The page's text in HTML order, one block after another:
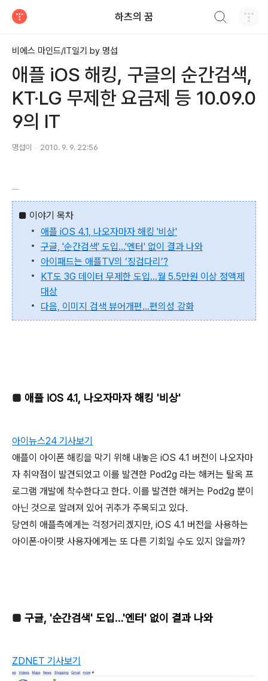
하츠의 꿈
비에스 마인드/IT일기 by 명섭
애플 iOS 해킹, 구글의 순간검색,
KT·LG 무제한 요금제 등 10.09.0
9의 IT
명섭이 2010. 9. 9. 22:56
■ 이야기 목차
애플 iOS 4.1, 나오자마자 해킹 '비상'
구글, '순간검색' 도입…'엔터' 없이 결과 나와
아이패드는 애플TV의 ‘징검다리’?
KT도 3G 데이터 무제한 도입…월 5.5만원 이상 정액제
대상
다음, 이미지 검색 뷰어개편…편의성 강화
■ 애플 iOS 4.1, 나오자마자 해킹 '비상'
아이뉴스24 기사보기
애플이 아이폰 해킹을 막기 위해 내놓은 iOS 4.1 버전이 나오자마
자 취약점이 발견되었고 이를 발견한 Pod2g 라는 해커는 탈옥 프
로그램 개발에 착수한다고 한다. 이를 발견한 해커는 Pod2g 뿐이
아닌 것으로 알려져 있어 귀추가 주목되고 있다.
당연히 애플측에게는 걱정거리겠지만, iOS 4.1 버전을 사용하는
아이폰·아이팟 사용자에게는 또 다른 기회일 수도 있지 않을까?
■ 구글, '순간검색' 도입…'엔터' 없이 결과 나와
ZDNET 기사보기